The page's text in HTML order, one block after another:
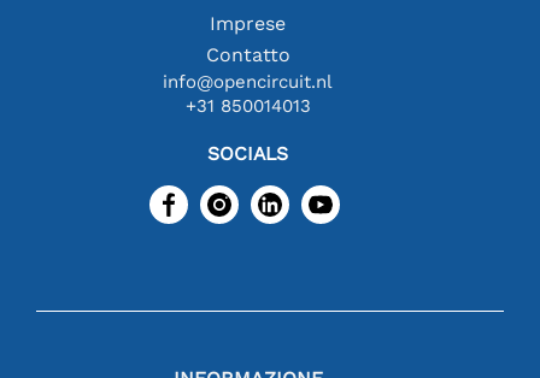
Imprese
Contatto
info@opencircuit.nl
+31 850014013
SOCIALS